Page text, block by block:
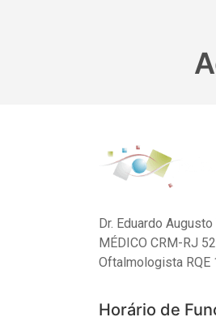
Dr. Eduardo
MÉDICO CRM-RJ
Oftalmologista RQE
Horário de